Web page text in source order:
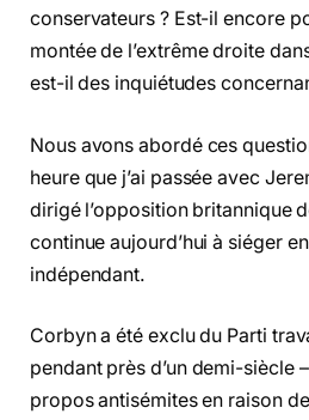
conservateurs ? Est-il encore
montée de l’extrême droite
est-il des inquiétudes
Nous avons abordé ces
heure que j’ai passée avec
dirigé l’opposition britannique
continue aujourd’hui à siéger
indépendant.
Corbyn a été exclu du Parti
pendant près d’un demi-siècle
propos antisémites en raison